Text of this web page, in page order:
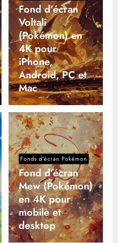
Fond d’écran
Voltali
(Pokémon) en
4K pour
iPhone,
Android, PC et
Mac
Fonds d’écran Pokémon
Fond d’écran
Mew (Pokémon)
en 4K pour
mobile et
desktop